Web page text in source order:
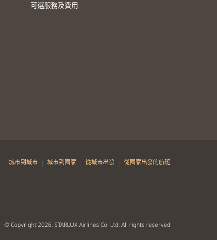
可選服務及費用
| 城市到城市 | 城市到國家 | 從城市出發 | 從國家出發的航班
© Copyright 2026. STARLUX Airlines Co. Ltd. All rights reserved